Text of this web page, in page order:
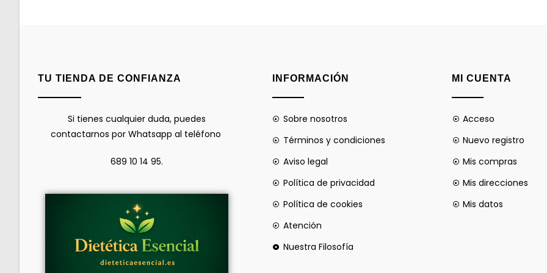
TU TIENDA DE CONFIANZA
Si tienes cualquier duda, puedes
contactarnos por Whatsapp al teléfono
689 10 14 95.
INFORMACIÓN
Sobre nosotros
Términos y condiciones
Aviso legal
Política de privacidad
Política de cookies
Atención
Nuestra Filosofía
MI CUENTA
Acceso
Nuevo registro
Mis compras
Mis direcciones
Mis datos